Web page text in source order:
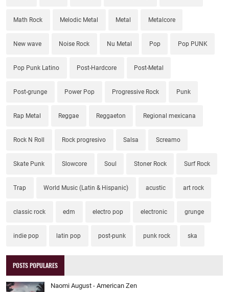
Math Rock Melodic Metal Metal Metalcore
New wave Noise Rock Nu Metal Pop Pop PUNK
Pop Punk Latino Post-Hardcore Post-Metal
Post-grunge Power Pop Progressive Rock Punk
Rap Metal Reggae Reggaeton Regional mexicana
Rock N Roll Rock progresivo Salsa Screamo
Skate Punk Slowcore Soul Stoner Rock Surf Rock
Trap World Music (Latin & Hispanic) acustic art rock
classic rock edm electro pop electronic grunge
indie pop latin pop post-punk punk rock ska
POSTS POPULARES
Naomi August - American Zen